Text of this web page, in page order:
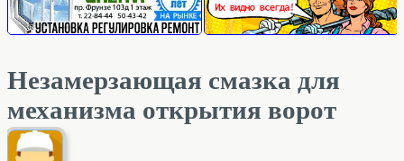
Незамерзающая смазка для
механизма открытия ворот